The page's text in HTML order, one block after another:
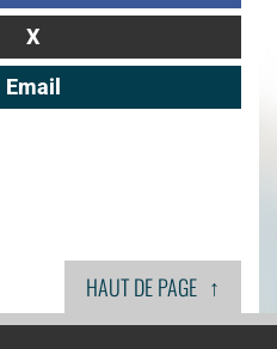
X
Email
HAUT DE PAGE ↑